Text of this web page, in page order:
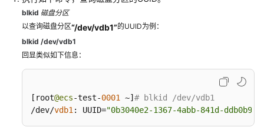
容
云
硬
盘
卸
云
硬
blkid 磁盘分区
以查询磁盘分区“/dev/vdb1”的UUID为例：
blkid /dev/vdb1
回显类似如下信息：
[ root@ecs-test-0001 ~] # blkid /dev/vdb1
/dev/vdb1 : UUID="0b3040e2-1367-4abb-841d-